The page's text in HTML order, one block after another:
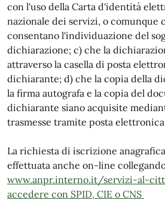
con l'uso della Carta d'identità
nazionale dei servizi, o comunque
consentano l'individuazione del
dichiarazione; c) che la
attraverso la casella di posta
dichiarante; d) che la copia della
la firma autografa e la copia del
dichiarante siano acquisite
trasmesse tramite posta
La richiesta di iscrizione
effettuata anche on-line
www.anpr.interno.it/servizi-al-
accedere con SPID, CIE o CNS